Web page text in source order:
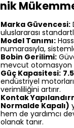
Marka Güvencesi:
uluslararası
Model Tanımı:
numarasıyla,
Bobin Gerilimi:
mevcut otomasyon
Güç Kapasitesi:
endüstriyel
verimliliğini artırır.
Kontak
Normalde Kapalı)
hem de yardımcı
olanak tanır.